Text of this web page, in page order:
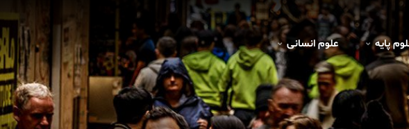
پايه علوم انسانی